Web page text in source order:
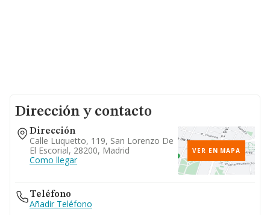
Dirección y contacto
Dirección
Calle Luquetto, 119, San Lorenzo De
El Escorial, 28200, Madrid
Como llegar
VER EN MAPA
Teléfono
Añadir Teléfono